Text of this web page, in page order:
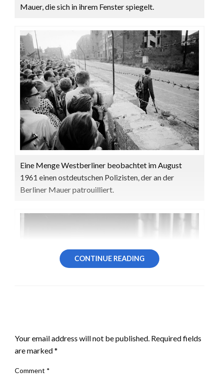
Mauer, die sich in ihrem Fenster spiegelt.
Eine Menge Westberliner beobachtet im August
1961 einen ostdeutschen Polizisten, der an der
Berliner Mauer patrouilliert.
CONTINUE READING
Your email address will not be published. Required fields
are marked*
Comment *